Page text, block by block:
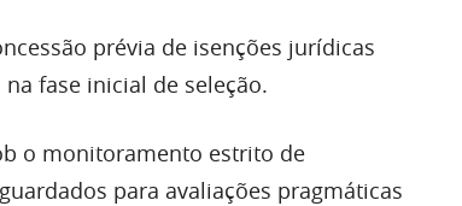
prévia de isenções jurídicas
fase inicial de seleção.
o monitoramento estrito de
para avaliações pragmáticas